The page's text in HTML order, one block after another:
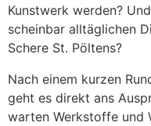
Kunstwerk werden?
scheinbar alltäglichen
Schere St. Pöltens?
Nach einem kurzen
geht es direkt ans
warten Werkstoffe und